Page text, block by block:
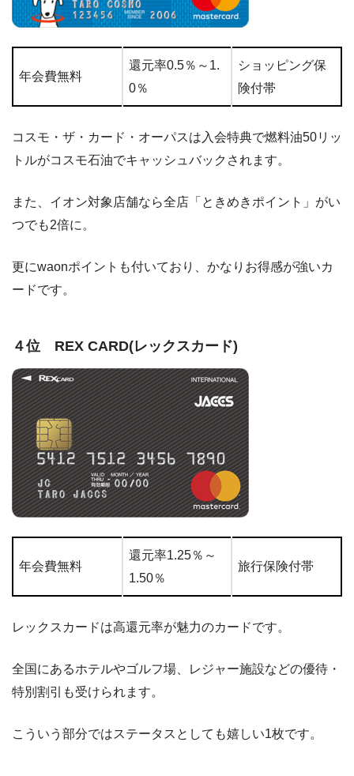
年会費無料
還元率0.5％～1.
0％
ショッピング保
険付帯
コスモ・ザ・カード・オーパスは入会特典で燃料油50リッ
トルがコスモ石油でキャッシュバックされます。
また、イオン対象店舗なら全店「ときめきポイント」がい
つでも2倍に。
更にwaonポイントも付いており、かなりお得感が強いカ
ードです。
４位 REX CARD(レックスカード)
年会費無料
還元率1.25％～
1.50％
旅行保険付帯
レックスカードは高還元率が魅力のカードです。
全国にあるホテルやゴルフ場、レジャー施設などの優待・
特別割引も受けられます。
こういう部分ではステータスとしても嬉しい1枚です。